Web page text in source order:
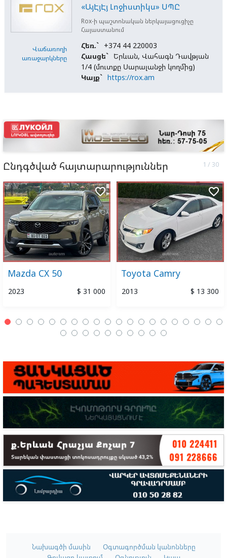
Վաճառողի
առաջարկները
«ԱյԷյԷյ Լոջիստիկս» ՍՊԸ
Rox-ի պաշտոնական ներկայացուցիչը
Հայաստանում
Հեռ.` +374 44 220003
Հասցե` Երևան, Վահագն Դավթյան
1/4 (մուտքը Սարալանջի կողմից)
Կայք` https://rox.am
Ընդգծված հայտարարություններ
Mazda CX 50
2023 $ 31 000
favorite_border
Toyota Camry
2013 $ 13 300
favorite_border
Նախագծի մասին
Օգտագործման կանոնները